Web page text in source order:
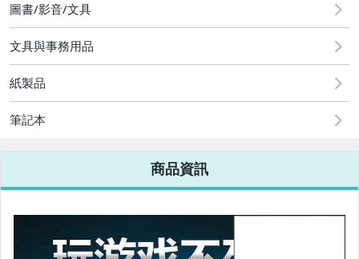
圖書/影音/文具
古董、藝術與礦石
手機、配件與通訊
美容保養與彩妝
電腦、平板與周邊
運動、戶外與休閒
嬰幼兒與孕婦
圖書/影音/文具
文具與事務用品
紙製品
筆記本
商品資訊